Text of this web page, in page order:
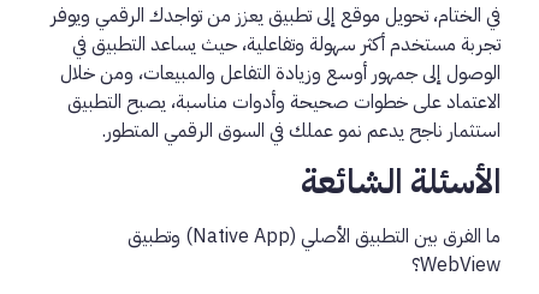
في الختام، تحويل موقع إلى تطبيق يعزز من تواجدك الرقمي ويوفر
تجربة مستخدم أكثر سهولة وتفاعلية، حيث يساعد التطبيق في
الوصول إلى جمهور أوسع وزيادة التفاعل والمبيعات، ومن خلال
الاعتماد على خطوات صحيحة وأدوات مناسبة، يصبح التطبيق
استثمار ناجح يدعم نمو عملك في السوق الرقمي المتطور.
الأسئلة الشائعة
ما الفرق بين التطبيق الأصلي (Native App) وتطبيق
WebView؟